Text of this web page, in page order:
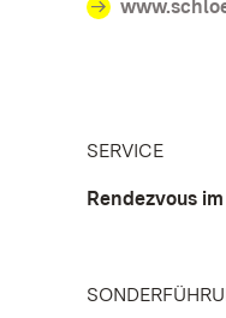
SERVICE
Rendezvous